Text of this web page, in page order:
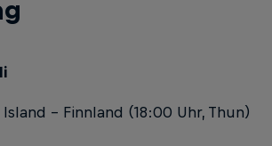
– Finnland (18:00 Uhr, Thun)